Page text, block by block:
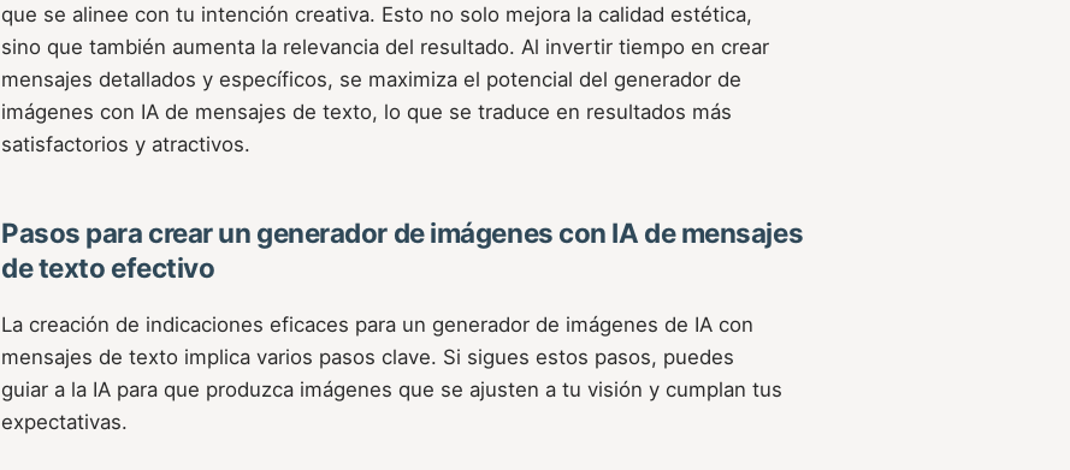
que se alinee con tu intención creativa. Esto no solo mejora la calidad estética,
sino que también aumenta la relevancia del resultado. Al invertir tiempo en crear
mensajes detallados y específicos, se maximiza el potencial del generador de
imágenes con IA de mensajes de texto, lo que se traduce en resultados más
satisfactorios y atractivos.
Pasos para crear un generador de imágenes con IA de mensajes
de texto efectivo
La creación de indicaciones eficaces para un generador de imágenes de IA con
mensajes de texto implica varios pasos clave. Si sigues estos pasos, puedes
guiar a la IA para que produzca imágenes que se ajusten a tu visión y cumplan tus
expectativas.